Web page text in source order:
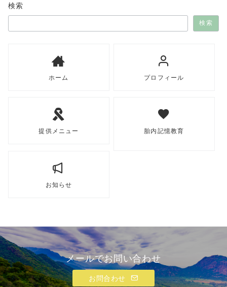
検索
検索
ホーム プロフィール
提供メニュー 胎内記憶教育
お知らせ
メールでお問い合わせ
お問合わせ